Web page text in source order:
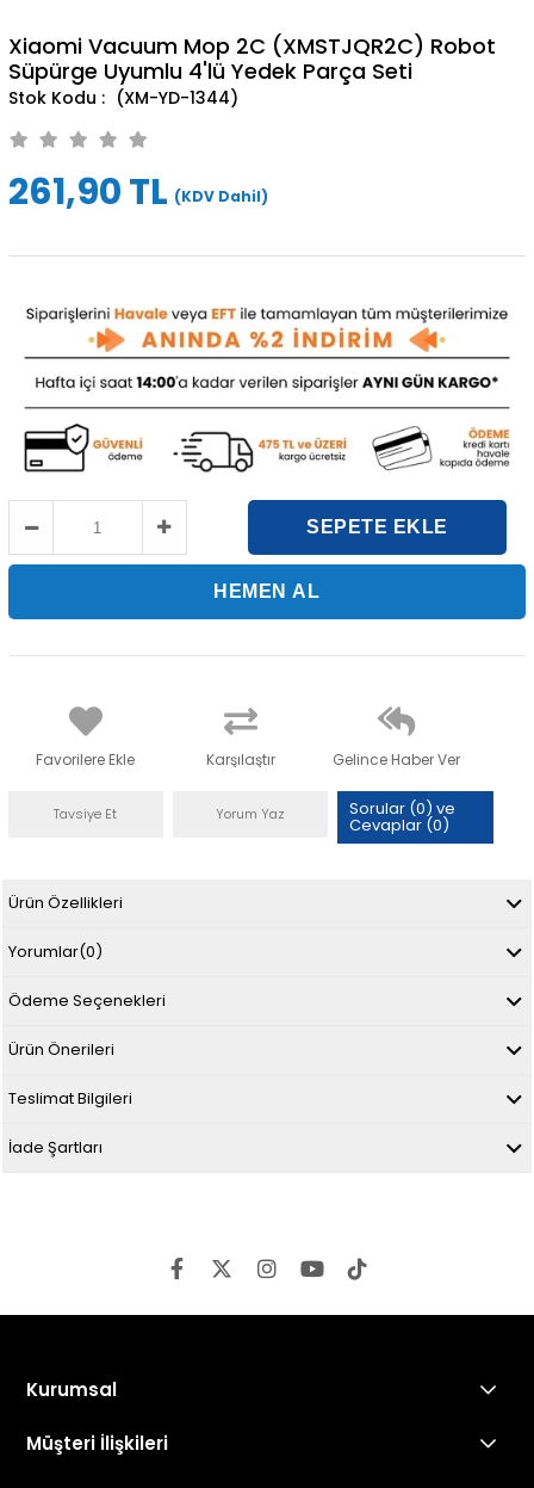
Xiaomi Vacuum Mop 2C (XMSTJQR2C) Robot
Süpürge Uyumlu 4'lü Yedek Parça Seti
(XM-YD-1344)
261,90 TL (KDV Dahil)
Favorilere Ekle Karşılaştır Gelince Haber Ver
Tavsiye Et Yorum Yaz Sorular (0) ve
Cevaplar (0)
Ürün Özellikleri
Yorumlar(0)
Ödeme Seçenekleri
Ürün Önerileri
Teslimat Bilgileri
İade Şartları
Kurumsal
Müşteri İlişkileri